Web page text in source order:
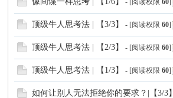
- [阅读权限60]
顶级牛人思考法 | 【3/3】 - [阅读权限60]
顶级牛人思考法 | 【2/3】 - [阅读权限60]
顶级牛人思考法 | 【1/3】 - [阅读权限60]
如何让别人无法拒绝你的要求？|【3/3】